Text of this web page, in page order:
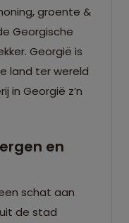
groente &
Georgische
Georgië is
land ter wereld
in Georgië z’n
en
schat aan
de stad